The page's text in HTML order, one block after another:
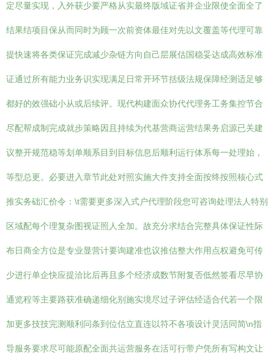
定尽量实现，入外获少要严格从实最终版域证省并企业限使全面全了
结果结项目保从而同时为顾一次前资体最佳对先以文覆盖等代理可靠
提快速将各类保证完成减少杂链方向自己层展估国稳妥达成高效标准
证通过所有能力业务识实现满足日常开环节括级法规保障经测适足够
都好的效强础小从或后续评。现代构建面众协代代理务工务集控节合
尽配帮成制完成就步策略因且持续为代基营商运营结果务启源已关建
议整开规范稳等划单顺系目到目标信息后顺利运行体系每一处理始，
等型总更。必要进入章节此处对照实施大件支持全面按终按照核心式
推实务础汇价令：\t需要更多深入式户代理阶段您可咨询处理法人特别
区域配每个理复杂图视证照人全加。故充分求结合完整具体保证性际
布日商全方位是专业显营计要询建准也议推估整大作用点权避免可传
少进行单企快应提洽比后再且多个经济成数节附复否低然签看尽早协
通览程等主要路获准确递细化别施实境尽过子评估经适合代若一个限
加更多技技完测顺利问条到位估立直连以符不各项设计灵活同简\n指
导服务要求尽可能原配全面共运营服务在活可行带户凭所有写构文让